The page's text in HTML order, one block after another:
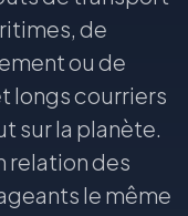
de
ou de
longs courriers
sur la planète.
relation des
le même